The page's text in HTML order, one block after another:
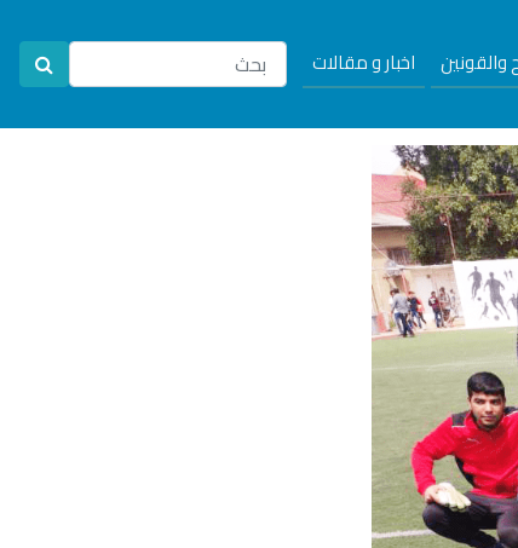
والقونين اخبار و مقالات